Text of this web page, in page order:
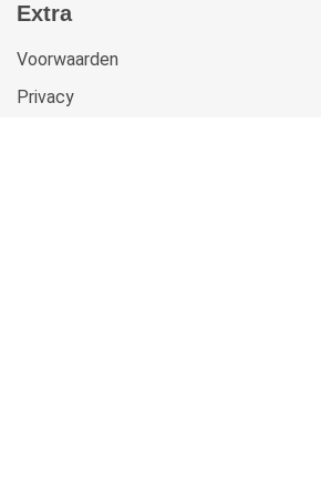
Extra
Voorwaarden
Privacy